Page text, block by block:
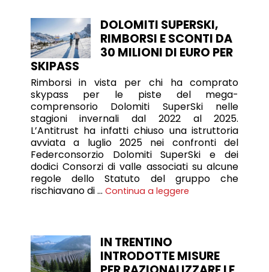
DOLOMITI SUPERSKI,
RIMBORSI E SCONTI DA
30 MILIONI DI EURO PER
SKIPASS
Rimborsi in vista per chi ha comprato
skypass per le piste del mega-
comprensorio Dolomiti SuperSki nelle
stagioni invernali dal 2022 al 2025.
L’Antitrust ha infatti chiuso una istruttoria
avviata a luglio 2025 nei confronti del
Federconsorzio Dolomiti SuperSki e dei
dodici Consorzi di valle associati su alcune
regole dello Statuto del gruppo che
rischiavano di … Continua a leggere
IN TRENTINO
INTRODOTTE MISURE